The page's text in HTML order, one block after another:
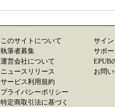
このサイトについて
執筆者募集
運営会社について
ニュースリリース
サービス利用規約
プライバシーポリシー
特定商取引法に基づく
サイ
サポ
EPUB
お問